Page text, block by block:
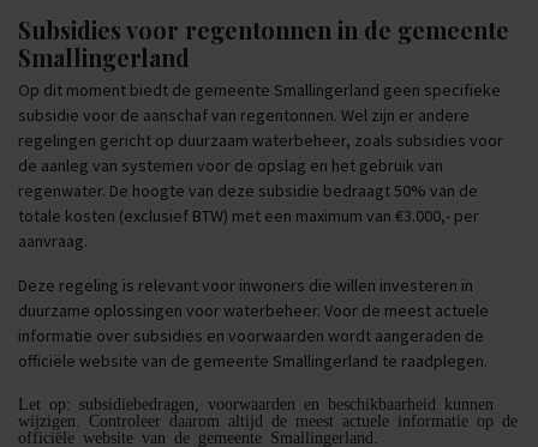
Subsidies voor regentonnen in de gemeente
Smallingerland
Op dit moment biedt de gemeente Smallingerland geen specifieke
subsidie voor de aanschaf van regentonnen. Wel zijn er andere
regelingen gericht op duurzaam waterbeheer, zoals subsidies voor
de aanleg van systemen voor de opslag en het gebruik van
regenwater. De hoogte van deze subsidie bedraagt 50% van de
totale kosten (exclusief BTW) met een maximum van €3.000,- per
aanvraag.
Deze regeling is relevant voor inwoners die willen investeren in
duurzame oplossingen voor waterbeheer. Voor de meest actuele
informatie over subsidies en voorwaarden wordt aangeraden de
officiële website van de gemeente Smallingerland te raadplegen.
Let op: subsidiebedragen, voorwaarden en beschikbaarheid kunnen
wijzigen. Controleer daarom altijd de meest actuele informatie op de
officiële website van de gemeente Smallingerland.